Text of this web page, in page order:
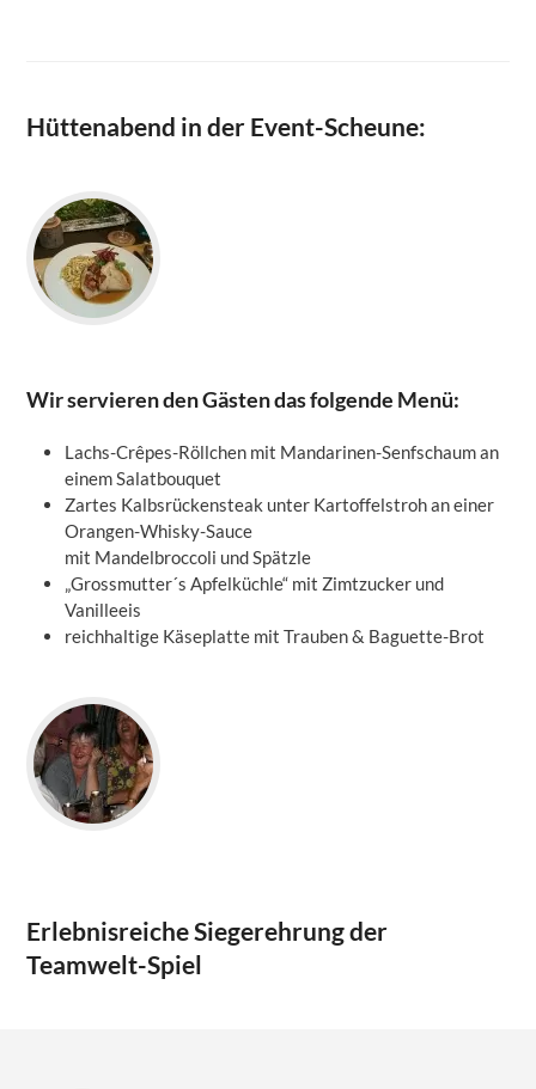
Hüttenabend in der Event-Scheune:
Wir servieren den Gästen das folgende Menü:
Lachs-Crêpes-Röllchen mit Mandarinen-Senfschaum an
einem Salatbouquet
Zartes Kalbsrückensteak unter Kartoffelstroh an einer
Orangen-Whisky-Sauce
mit Mandelbroccoli und Spätzle
„Grossmutter´s Apfelküchle“ mit Zimtzucker und
Vanilleeis
reichhaltige Käseplatte mit Trauben & Baguette-Brot
Erlebnisreiche Siegerehrung der
Teamwelt-Spiel